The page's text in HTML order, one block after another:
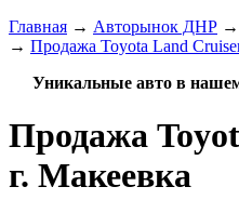
Главная → Авторынок ДНР →
→ Продажа Toyota Land
Уникальные авто в
Продажа
г. Макеевка